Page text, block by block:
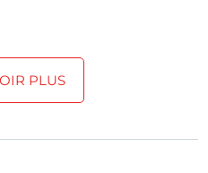
PLUS